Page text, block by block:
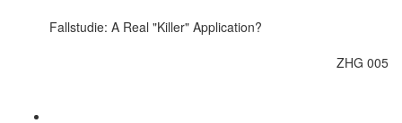
Fallstudie: A Real "Killer" Application?
ZHG 005